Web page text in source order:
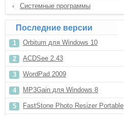
Системные программы
Последние версии
Orbitum для Windows 10
ACDSee 2.43
WordPad 2009
MP3Gain для Windows 8
FastStone Photo Resizer Portable